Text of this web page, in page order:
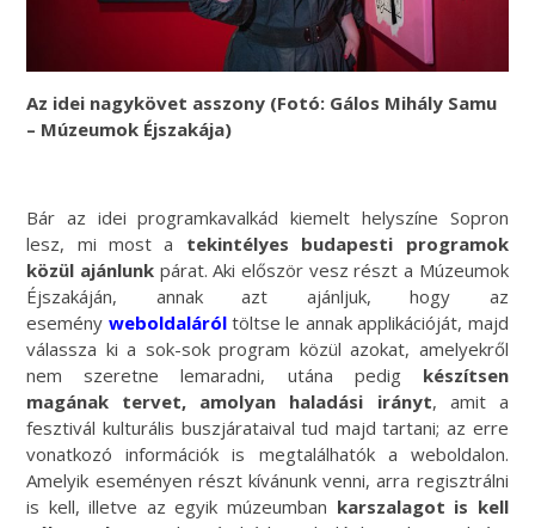
Az idei nagykövet asszony (Fotó: Gálos Mihály Samu
– Múzeumok Éjszakája)
Bár az idei programkavalkád kiemelt helyszíne Sopron
lesz, mi most a tekintélyes budapesti programok
közül ajánlunk párat. Aki először vesz részt a Múzeumok
Éjszakáján, annak azt ajánljuk, hogy az
esemény weboldaláróltöltse le annak applikációját, majd
válassza ki a sok-sok program közül azokat, amelyekről
nem szeretne lemaradni, utána pedig készítsen
magának tervet, amolyan haladási irányt, amit a
fesztivál kulturális buszjárataival tud majd tartani; az erre
vonatkozó információk is megtalálhatók a weboldalon.
Amelyik eseményen részt kívánunk venni, arra regisztrálni
is kell, illetve az egyik múzeumban karszalagot is kell